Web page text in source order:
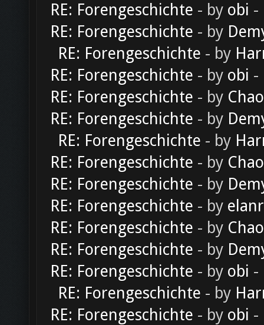
RE: Forengeschichte - by obi -
RE: Forengeschichte - by
RE: Forengeschichte - by
RE: Forengeschichte - by obi -
RE: Forengeschichte - by
RE: Forengeschichte - by
RE: Forengeschichte - by
RE: Forengeschichte - by
RE: Forengeschichte - by
RE: Forengeschichte - by
RE: Forengeschichte - by
RE: Forengeschichte - by
RE: Forengeschichte - by obi -
RE: Forengeschichte - by
RE: Forengeschichte - by obi -